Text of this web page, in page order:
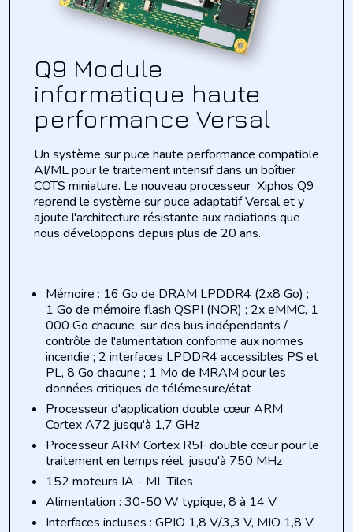
Q9 Module
informatique haute
performance Versal
Un système sur puce haute performance compatible
AI/ML pour le traitement intensif dans un boîtier
COTS miniature. Le nouveau processeur Xiphos Q9
reprend le système sur puce adaptatif Versal et y
ajoute l'architecture résistante aux radiations que
nous développons depuis plus de 20 ans.
Mémoire : 16 Go de DRAM LPDDR4 (2x8 Go) ;
1 Go de mémoire flash QSPI (NOR) ; 2x eMMC, 1
000 Go chacune, sur des bus indépendants /
contrôle de l'alimentation conforme aux normes
incendie ; 2 interfaces LPDDR4 accessibles PS et
PL, 8 Go chacune ; 1 Mo de MRAM pour les
données critiques de télémesure/état
Processeurd'application double cœur ARM
Cortex A72 jusqu'à 1,7 GHz
Processeur ARM Cortex R5F double cœur pour le
traitement en temps réel, jusqu'à 750 MHz
152 moteurs IA - ML Tiles
Alimentation : 30-50 W typique, 8 à 14 V
Interfaces incluses : GPIO 1,8 V/3,3 V, MIO 1,8 V,